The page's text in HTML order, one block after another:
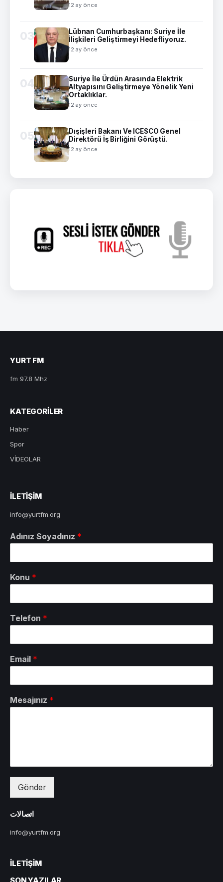
12 ay önce
03
Lübnan Cumhurbaşkanı: Suriye İle
İlişkileri Geliştirmeyi Hedefliyoruz.
12 ay önce
04
Suriye İle Ürdün Arasında Elektrik
Altyapısını Geliştirmeye Yönelik Yeni
Ortaklıklar.
12 ay önce
05
Dışişleri Bakanı Ve ICESCO Genel
Direktörü İş Birliğini Görüştü.
12 ay önce
YURT FM
fm 97.8 Mhz
KATEGORILER
Haber
Spor
VİDEOLAR
ILETIŞIM
info@yurtfm.org
Adınız Soyadınız *
Konu *
Telefon *
Email *
Mesajınız *
Gönder
اتصالات
info@yurtfm.org
İLETIŞIM
SON YAZILAR